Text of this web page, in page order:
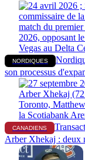
NORDIQUES
son processus
CANADIENS
Arber Xhekaj : deux